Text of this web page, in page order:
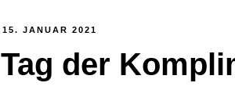
VERÖFFENTLICHT
15. JANUAR 2021
Tag der